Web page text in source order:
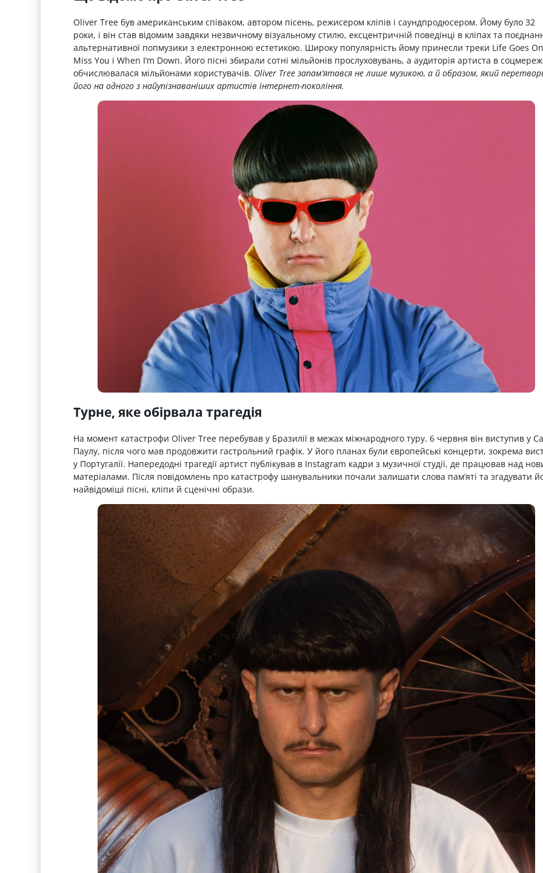
Oliver Tree був американським співаком, автором пісень, режисером кліпів і саундпродюсером. Йому було 32
роки, і він став відомим завдяки незвичному візуальному стилю, ексцентричній поведінці в кліпах та
альтернативної попмузики з електронною естетикою. Широку популярність йому принесли треки Life Goes
Miss You і When I’m Down. Його пісні збирали сотні мільйонів прослуховувань, а аудиторія артиста в
обчислювалася мільйонами користувачів. Oliver Tree запам’ятався не лише музикою, а й образом, який
його на одного з найупізнаваніших артистів інтернет-покоління.
Турне, яке обірвала трагедія
На момент катастрофи Oliver Tree перебував у Бразилії в межах міжнародного туру. 6 червня він виступив у
Паулу, після чого мав продовжити гастрольний графік. У його планах були європейські концерти, зокрема
у Португалії. Напередодні трагедії артист публікував в Instagram кадри з музичної студії, де працював над
матеріалами. Після повідомлень про катастрофу шанувальники почали залишати слова пам’яті та згадувати
найвідоміші пісні, кліпи й сценічні образи.